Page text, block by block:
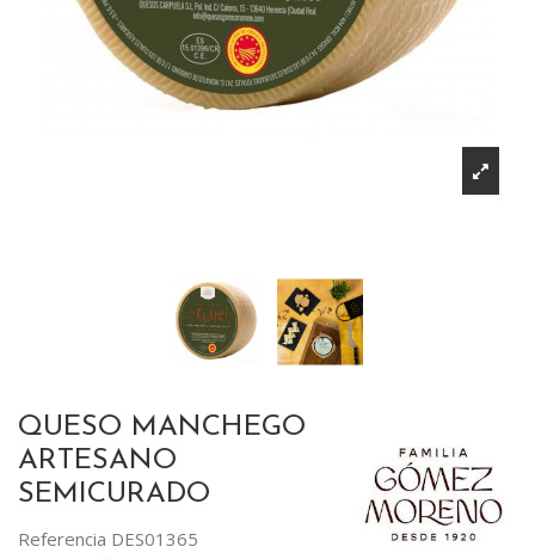
QUESO MANCHEGO
ARTESANO
SEMICURADO
Referencia DES01365